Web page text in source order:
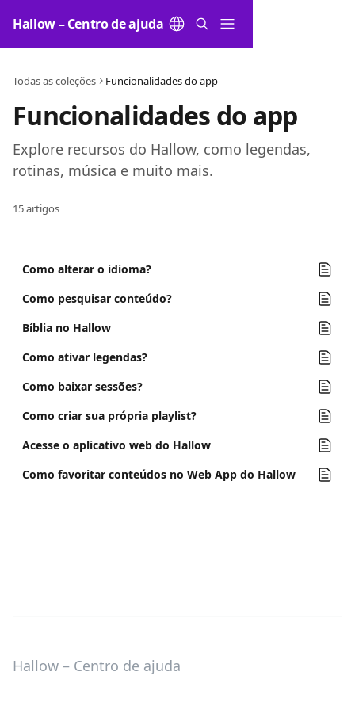
Hallow – Centro de ajuda
Todas as coleções Funcionalidades do app
Funcionalidades do app
Explore recursos do Hallow, como legendas,
rotinas, música e muito mais.
15 artigos
Como alterar o idioma?
Como pesquisar conteúdo?
Bíblia no Hallow
Como ativar legendas?
Como baixar sessões?
Como criar sua própria playlist?
Acesse o aplicativo web do Hallow
Como favoritar conteúdos no Web App do Hallow
Hallow – Centro de ajuda